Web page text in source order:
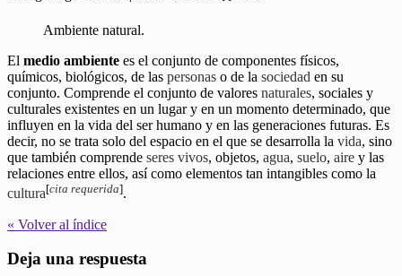
Ambiente natural.
El medio ambiente es el conjunto de componentes físicos,
químicos, biológicos, de las personas o de la sociedad en su
conjunto. Comprende el conjunto de valores naturales, sociales y
culturales existentes en un lugar y en un momento determinado, que
influyen en la vida del ser humano y en las generaciones futuras. Es
decir, no se trata solo del espacio en el que se desarrolla la vida, sino
que también comprende seres vivos, objetos, agua, suelo, aire y las
relaciones entre ellos, así como elementos tan intangibles como la
cultura[cita requerida].
« Volver al índice
Deja una respuesta